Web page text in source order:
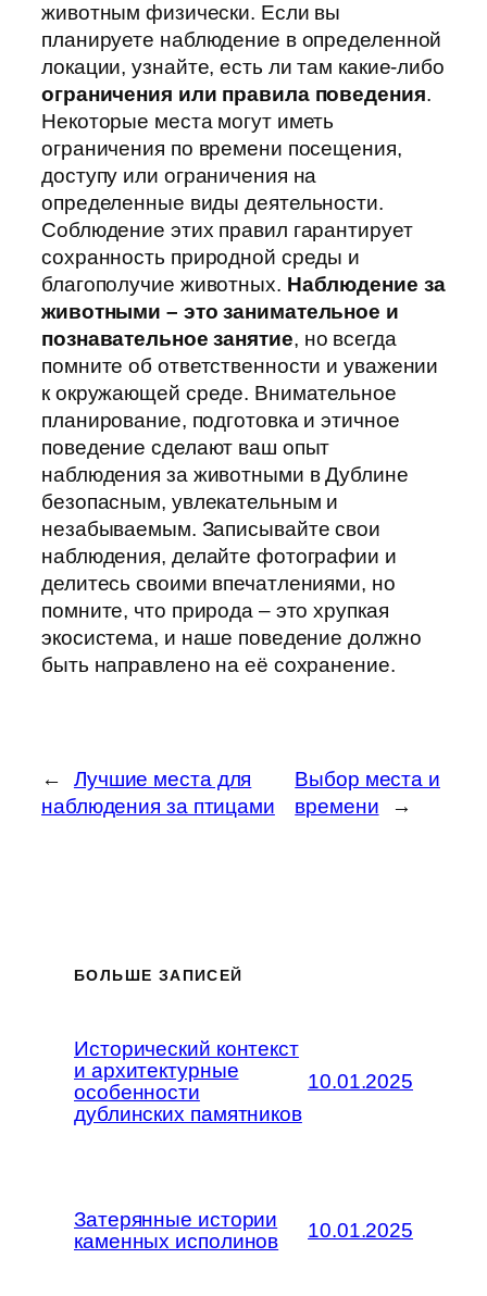
животным физически. Если вы
планируете наблюдение в определенной
локации, узнайте, есть ли там какие-либо
ограничения или правила поведения.
Некоторые места могут иметь
ограничения по времени посещения,
доступу или ограничения на
определенные виды деятельности.
Соблюдение этих правил гарантирует
сохранность природной среды и
благополучие животных. Наблюдение за
животными – это занимательное и
познавательное занятие, но всегда
помните об ответственности и уважении
к окружающей среде. Внимательное
планирование, подготовка и этичное
поведение сделают ваш опыт
наблюдения за животными в Дублине
безопасным, увлекательным и
незабываемым. Записывайте свои
наблюдения, делайте фотографии и
делитесь своими впечатлениями, но
помните, что природа – это хрупкая
экосистема, и наше поведение должно
быть направлено на её сохранение.
←
Лучшие места для
наблюдения за птицами
Выбор места и
времени
→
БОЛЬШЕ ЗАПИСЕЙ
Исторический контекст
и архитектурные
особенности
дублинских памятников
10.01.2025
Затерянные истории
каменных исполинов
10.01.2025